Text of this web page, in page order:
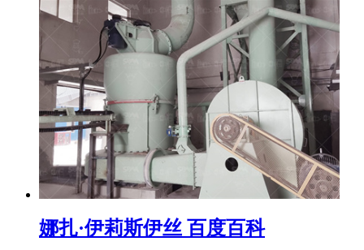
娜扎·伊莉斯伊丝 百度百科